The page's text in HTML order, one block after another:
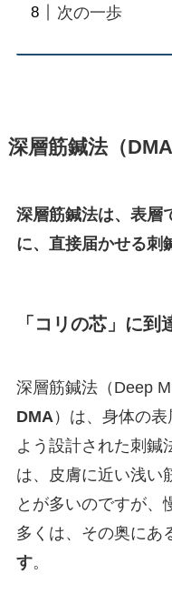
次の一歩
深層筋鍼法（
深層筋鍼法は、表層
に、直接届かせる刺
「コリの芯」に
深層筋鍼法（Deep
DMA ）は、身体の
よう設計された刺鍼
は、皮膚に近い浅い
とが多いのですが、
多くは、その奥にあ
す。